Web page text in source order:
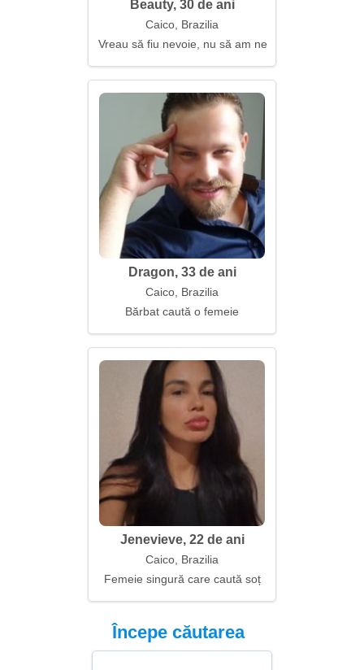
Beauty, 30 de ani
Caico, Brazilia
Vreau să fiu nevoie, nu să am nevoie
Dragon, 33 de ani
Caico, Brazilia
Bărbat caută o femeie
Jenevieve, 22 de ani
Caico, Brazilia
Femeie singură care caută soț
Începe căutarea